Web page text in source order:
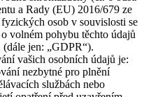
a Rady (EU) 2016/679 ze
osob v souvislosti se
volném pohybu těchto údajů
(dále jen: „GDPR“).
vašich osobních údajů je:
nezbytné pro plnění
službách nebo